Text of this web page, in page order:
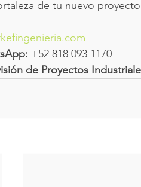
de tu nuevo
+52 818 093 1170
de Proyectos